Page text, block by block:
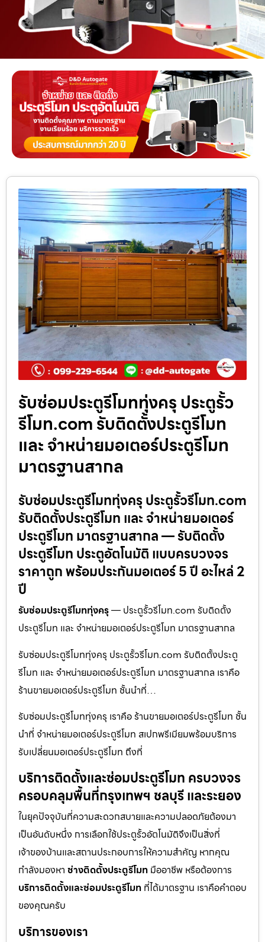
รับซ่อมประตูรีโมททุ่งครุ ประตูรั้ว
รีโมท.com รับติดตั้งประตูรีโมท
และ จำหน่ายมอเตอร์ประตูรีโมท
มาตรฐานสากล
รับซ่อมประตูรีโมททุ่งครุ ประตูรั้วรีโมท.com
รับติดตั้งประตูรีโมท และ จำหน่ายมอเตอร์
ประตูรีโมท มาตรฐานสากล — รับติดตั้ง
ประตูรีโมท ประตูอัตโนมัติ แบบครบวงจร
ราคาถูก พร้อมประกันมอเตอร์ 5 ปี อะไหล่ 2
ปี
รับซ่อมประตูรีโมททุ่งครุ— ประตูรั้วรีโมท.com รับติดตั้ง
ประตูรีโมท และ จำหน่ายมอเตอร์ประตูรีโมท มาตรฐานสากล
รับซ่อมประตูรีโมททุ่งครุ ประตูรั้วรีโมท.com รับติดตั้งประตู
รีโมท และ จำหน่ายมอเตอร์ประตูรีโมท มาตรฐานสากล เราคือ
ร้านขายมอเตอร์ประตูรีโมท ชั้นนำที่…
รับซ่อมประตูรีโมททุ่งครุ เราคือ ร้านขายมอเตอร์ประตูรีโมท ชั้น
นำที่ จำหน่ายมอเตอร์ประตูรีโมท สเปกพรีเมียมพร้อมบริการ
รับเปลี่ยนมอเตอร์ประตูรีโมท ถึงที่
บริการติดตั้งและซ่อมประตูรีโมท ครบวงจร
ครอบคลุมพื้นที่กรุงเทพฯ ชลบุรี และระยอง
ในยุคปัจจุบันที่ความสะดวกสบายและความปลอดภัยต้องมา
เป็นอันดับหนึ่ง การเลือกใช้ประตูรั้วอัตโนมัติจึงเป็นสิ่งที่
เจ้าของบ้านและสถานประกอบการให้ความสำคัญ หากคุณ
กำลังมองหา ช่างติดตั้งประตูรีโมท มืออาชีพ หรือต้องการ
บริการติดตั้งและซ่อมประตูรีโมท ที่ได้มาตรฐาน เราคือคำตอบ
ของคุณครับ
บริการของเรา